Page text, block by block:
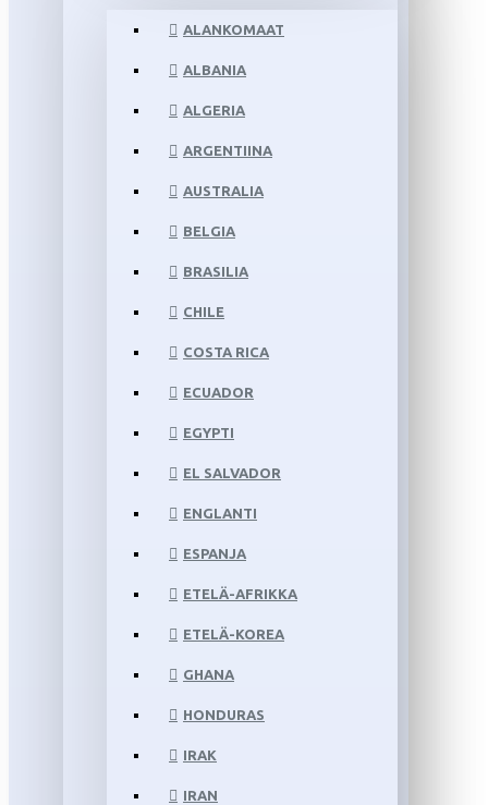
ALANKOMAAT
ALBANIA
ALGERIA
ARGENTIINA
AUSTRALIA
BELGIA
BRASILIA
CHILE
COSTA RICA
ECUADOR
EGYPTI
EL SALVADOR
ENGLANTI
ESPANJA
ETELÄ-AFRIKKA
ETELÄ-KOREA
GHANA
HONDURAS
IRAK
IRAN